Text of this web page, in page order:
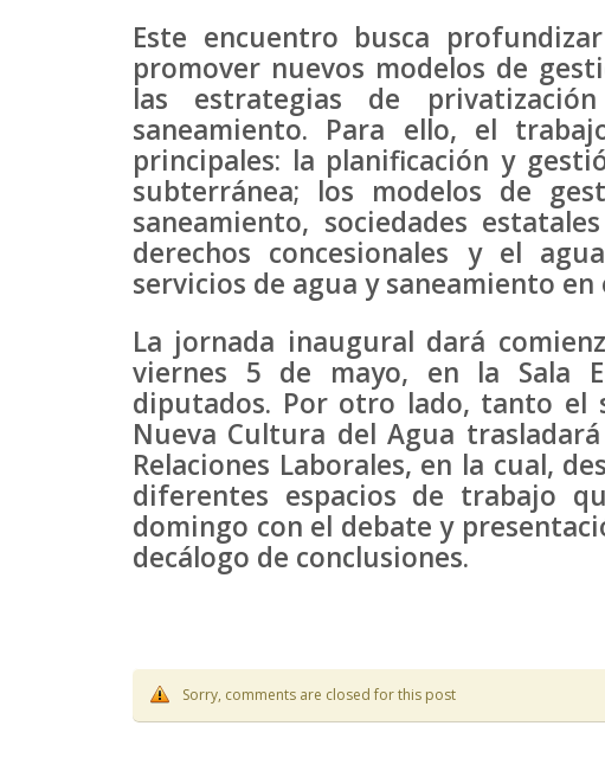
Este encuentro busca
promover nuevos modelos de
las estrategias de
saneamiento. Para ello, el
principales: la planificación y
subterránea; los modelos de
saneamiento, sociedades
derechos concesionales y el
servicios de agua y saneamiento
La jornada inaugural dará
viernes 5 de mayo, en la Sala
diputados. Por otro lado, tanto el
Nueva Cultura del Agua
Relaciones Laborales, en la cual,
diferentes espacios de trabajo
domingo con el debate y
decálogo de conclusiones.
Sorry, comments are closed for this post